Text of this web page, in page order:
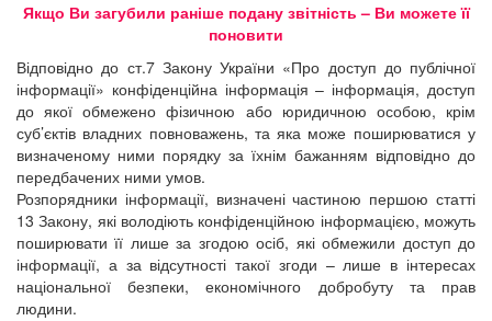
Якщо Ви загубили раніше подану звітність – Ви можете її
поновити
Відповідно до ст.7 Закону України «Про доступ до публічної
інформації» конфіденційна інформація – інформація, доступ
до якої обмежено фізичною або юридичною особою, крім
суб’єктів владних повноважень, та яка може поширюватися у
визначеному ними порядку за їхнім бажанням відповідно до
передбачених ними умов.
Розпорядники інформації, визначені частиною першою статті
13 Закону, які володіють конфіденційною інформацією, можуть
поширювати її лише за згодою осіб, які обмежили доступ до
інформації, а за відсутності такої згоди – лише в інтересах
національної безпеки, економічного добробуту та прав
людини.